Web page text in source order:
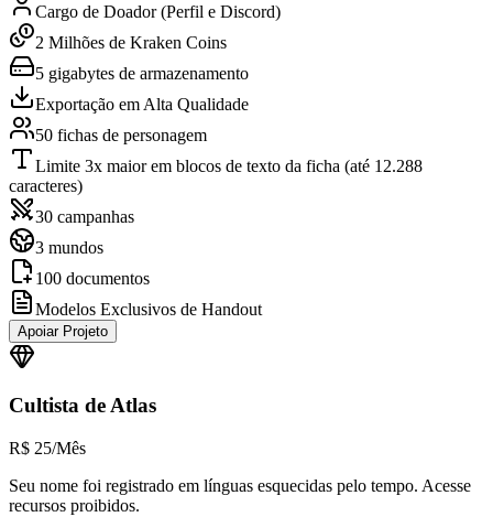
Cargo de Doador (Perfil e Discord)
2 Milhões de Kraken Coins
5 gigabytes de armazenamento
Exportação em Alta Qualidade
50 fichas de personagem
Limite 3x maior em blocos de texto da ficha (até 12.288
caracteres)
30 campanhas
3 mundos
100 documentos
Modelos Exclusivos de Handout
Apoiar Projeto
Cultista de Atlas
R$ 25/Mês
Seu nome foi registrado em línguas esquecidas pelo tempo. Acesse
recursos proibidos.